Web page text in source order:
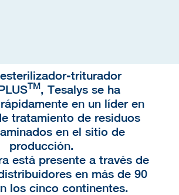
triturador
TM, Tesalys se ha
en un líder en
tratamiento de residuos
en el sitio de
producción.
está presente a través de
en más de 90
los cinco continentes.